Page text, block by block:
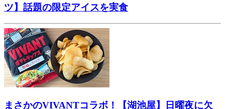
ツ】話題の限定アイスを実食
まさかのVIVANTコラボ！【湖池屋】日曜夜に欠